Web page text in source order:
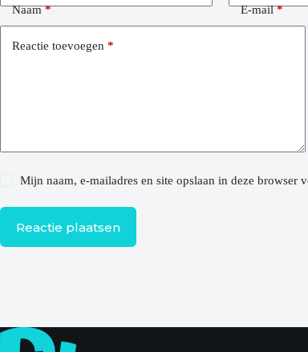
Naam* E-mail*
Reactie toevoegen *
Mijn naam, e-mailadres en site opslaan in deze browser
Reactie plaatsen